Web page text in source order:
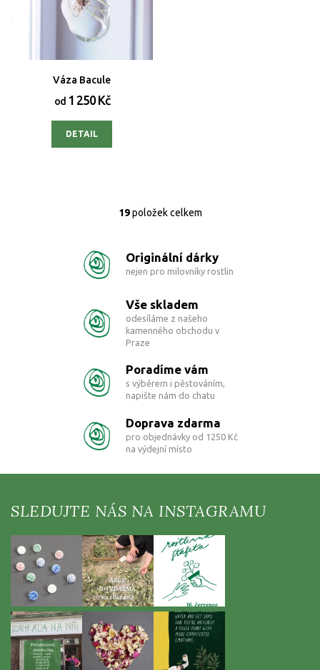
Váza Bacule
od1 250 Kč
DETAIL
O
á
d
c
í
p
k
y
v
p
i
s
19položek celkem
Originální dárky
nejen pro milovníky rostlin
Vše skladem
odesíláme z našeho
kamenného obchodu v
Praze
Poradíme vám
s výběrem i pěstováním,
napište nám do chatu
Doprava zdarma
pro objednávky od 1250 Kč
na výdejní místo